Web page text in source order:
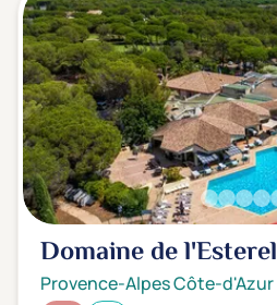
Domaine de l'Esterel
Provence-Alpes Côte-d'Azur